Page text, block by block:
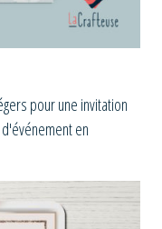
pour une invitation
en